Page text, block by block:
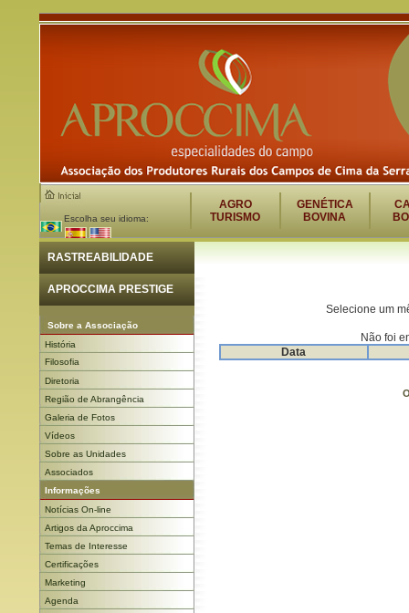
Escolha seu idioma:
AGRO
TURISMO
GENÉTICA
BOVINA
RASTREABILIDADE
APROCCIMA PRESTIGE
Sobre a Associação
História
Filosofia
Diretoria
Região de Abrangência
Galeria de Fotos
Vídeos
Sobre as Unidades
Associados
Informações
Notícias On-line
Artigos da Aproccima
Temas de Interesse
Certificações
Marketing
Agenda
Selecione um
Não foi
Data